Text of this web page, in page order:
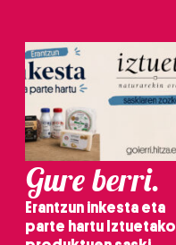
Gure berri.
Erantzun inkesta eta
parte hartu Iztuetako